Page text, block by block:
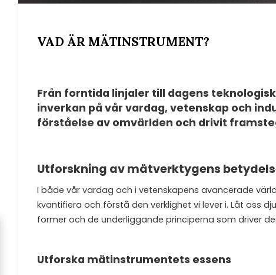
VAD ÄR MÄTINSTRUMENT?
Från forntida linjaler till dagens
inverkan på vår vardag, vetenskap och
förståelse av omvärlden och drivit
Utforskning av mätverktygens
I både vår vardag och i vetenskapens avancerade
kvantifiera och förstå den verklighet vi lever i. Låt oss
former och de underliggande principerna som driver
Utforska mätinstrumentets essens